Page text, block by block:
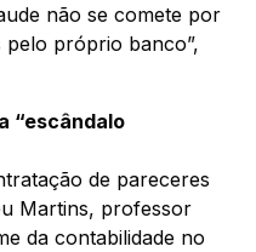
não se comete por
pelo próprio banco”,
“escândalo
de pareceres
Martins, professor
da contabilidade no